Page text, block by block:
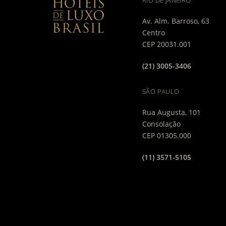
Av. Alm. Barroso, 63
Centro
CEP 20031.001
(21) 3005-3406
SÃO PAULO
Rua Augusta, 101
Consolação
CEP 01305.000
(11) 3571-5105